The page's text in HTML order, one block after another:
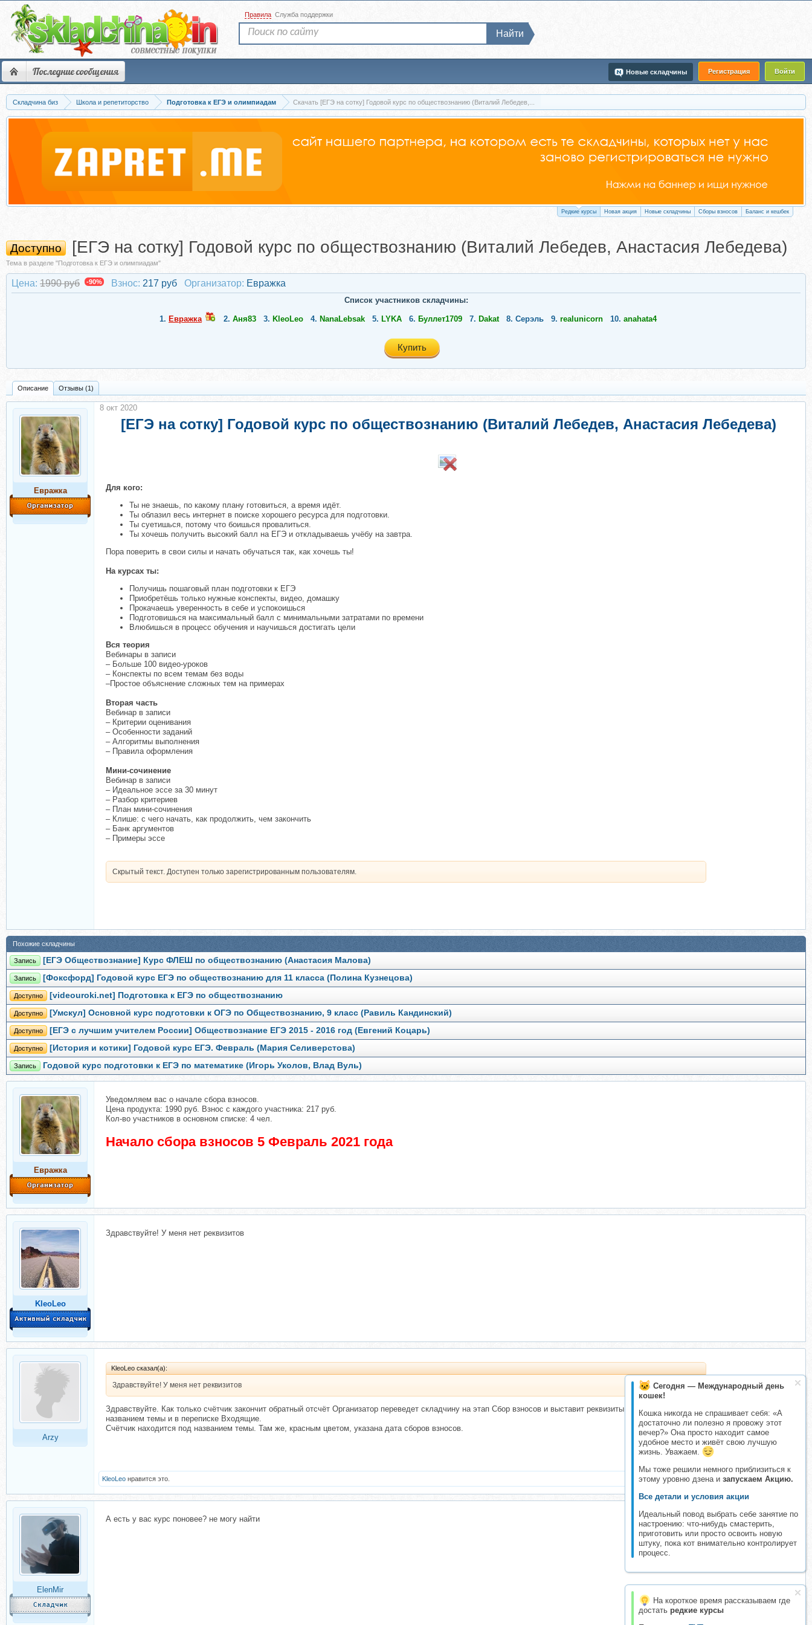
Последние сообщения Регистрация Войти
Новые складчины
Правила Служба поддержки
Найти
Складчина биз Школа и репетиторство Подготовка к ЕГЭ и олимпиадам Скачать [ЕГЭ на сотку] Годовой курс по обществознанию (Виталий Лебедев,...
Редкие курсы Новая акция Новые складчины Сборы взносов Баланс и кешбек
Сегодня — Международный день
кошек!
Кошка никогда не спрашивает себя: «А
достаточно ли полезно я провожу этот
вечер?» Она просто находит самое
удобное место и живёт свою лучшую
жизнь. Уважаем.
Мы тоже решили немного приблизиться к
этому уровню дзена и запускаем Акцию.
Все детали и условия акции
Идеальный повод выбрать себе занятие по
настроению: что-нибудь смастерить,
приготовить или просто освоить новую
штуку, пока кот внимательно контролирует
процесс.
На короткое время рассказываем где
достать редкие курсы
Доступно [ЕГЭ на сотку] Годовой курс по обществознанию (Виталий Лебедев, Анастасия Лебедева)
Тема в разделе "Подготовка к ЕГЭ и олимпиадам"
Цена: 1990 руб -90% Взнос: 217 руб Организатор: Евражкa
Список участников складчины:
1. Евражкa 2. Аня83 3. KleoLeo 4. NanaLebsak 5. LYKA 6. Буллет1709 7. Dakat 8. Серэль 9. realunicorn 10. anahata4
Купить
Описание Отзывы (1)
Евражкa
[ЕГЭ на сотку] Годовой курс по обществознанию (Виталий Лебедев, Анастасия Лебедева)
Для кого:
Ты не знаешь, по какому плану готовиться, а время идёт.
Ты облазил весь интернет в поиске хорошего ресурса для подготовки.
Ты суетишься, потому что боишься провалиться.
Ты хочешь получить высокий балл на ЕГЭ и откладываешь учёбу на завтра.
Пора поверить в свои силы и начать обучаться так, как хочешь ты!
На курсах ты:
Получишь пошаговый план подготовки к ЕГЭ
Приобретёшь только нужные конспекты, видео, домашку
Прокачаешь уверенность в себе и успокоишься
Подготовишься на максимальный балл с минимальными затратами по времени
Влюбишься в процесс обучения и научишься достигать цели
Вся теория
Вебинары в записи
– Больше 100 видео-уроков
– Конспекты по всем темам без воды
–Простое объяснение сложных тем на примерах
Вторая часть
Вебинар в записи
– Критерии оценивания
– Особенности заданий
– Алгоритмы выполнения
– Правила оформления
Мини-сочинение
Вебинар в записи
– Идеальное эссе за 30 минут
– Разбор критериев
– План мини-сочинения
– Клише: с чего начать, как продолжить, чем закончить
– Банк аргументов
– Примеры эссе
Скрытый текст. Доступен только зарегистрированным пользователям.
8 окт 2020
Похожие складчины
Запись [ЕГЭ Обществознание] Курс ФЛЕШ по обществознанию (Анастасия Малова)
Запись [Фоксфорд] Годовой курс ЕГЭ по обществознанию для 11 класса (Полина Кузнецова)
Доступно [videouroki.net] Подготовка к ЕГЭ по обществознанию
Доступно [Умскул] Основной курс подготовки к ОГЭ по Обществознанию, 9 класс (Равиль Кандинский)
Доступно [ЕГЭ с лучшим учителем России] Обществознание ЕГЭ 2015 - 2016 год (Евгений Коцарь)
Доступно [История и котики] Годовой курс ЕГЭ. Февраль (Мария Селиверстова)
Запись Годовой курс подготовки к ЕГЭ по математике (Игорь Уколов, Влад Вуль)
Евражкa
Уведомляем вас о начале сбора взносов.
Цена продукта: 1990 руб. Взнос с каждого участника: 217 руб.
Кол-во участников в основном списке: 4 чел.
Начало сбора взносов 5 Февраль 2021 года
KleoLeo
Здравствуйте! У меня нет реквизитов
Arzy
KleoLeo сказал(а):
Здравствуйте! У меня нет реквизитов
Здравствуйте. Как только счётчик закончит обратный отсчёт Организатор переведет складчину на этап Сбор взносов и выставит реквизиты. Они у вас будут во вкладке Реквизиты, под
названием темы и в переписке Входящие.
Счётчик находится под названием темы. Там же, красным цветом, указана дата сборов взносов.
KleoLeo нравится это.
ElenMir
А есть у вас курс поновее? не могу найти